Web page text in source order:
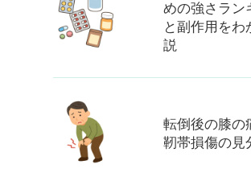
めの強さラン
と副作用をわ
説
転倒後の膝の
靭帯損傷の見